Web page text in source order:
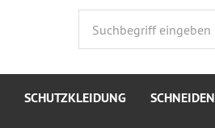
SCHUTZKLEIDUNG SCHNEIDEN